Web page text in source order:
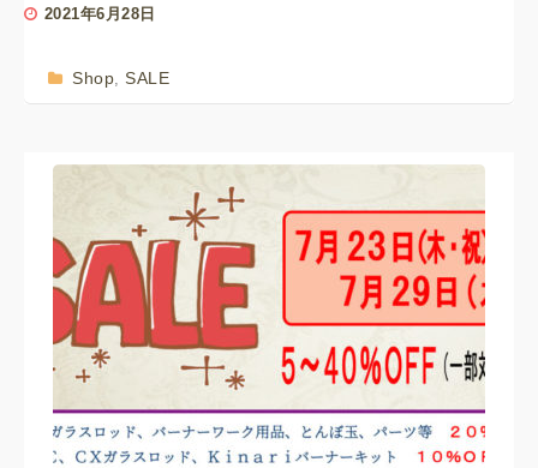
2021年6月28日
Shop, SALE